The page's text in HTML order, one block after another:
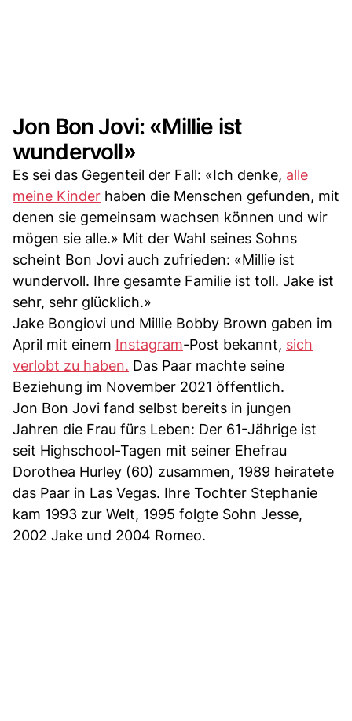
Jon Bon Jovi: «Millie ist
wundervoll»
Es sei das Gegenteil der Fall: «Ich denke, alle
meine Kinder haben die Menschen gefunden, mit
denen sie gemeinsam wachsen können und wir
mögen sie alle.» Mit der Wahl seines Sohns
scheint Bon Jovi auch zufrieden: «Millie ist
wundervoll. Ihre gesamte Familie ist toll. Jake ist
sehr, sehr glücklich.»
Jake Bongiovi und Millie Bobby Brown gaben im
April mit einem Instagram-Post bekannt, sich
verlobt zu haben. Das Paar machte seine
Beziehung im November 2021 öffentlich.
Jon Bon Jovi fand selbst bereits in jungen
Jahren die Frau fürs Leben: Der 61-Jährige ist
seit Highschool-Tagen mit seiner Ehefrau
Dorothea Hurley (60) zusammen, 1989 heiratete
das Paar in Las Vegas. Ihre Tochter Stephanie
kam 1993 zur Welt, 1995 folgte Sohn Jesse,
2002 Jake und 2004 Romeo.